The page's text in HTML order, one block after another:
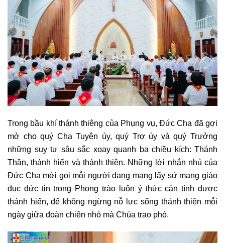
Trong bầu khí thánh thiêng của Phụng vụ, Đức Cha đã gợi
mở cho quý Cha Tuyên úy, quý Trợ úy và quý Trưởng
những suy tư sâu sắc xoay quanh ba chiều kích: Thánh
Thần, thánh hiến và thánh thiện. Những lời nhắn nhủ của
Đức Cha mời gọi mỗi người đang mang lấy sứ mạng giáo
dục đức tin trong Phong trào luôn ý thức căn tính được
thánh hiến, để không ngừng nỗ lực sống thánh thiện mỗi
ngày giữa đoàn chiên nhỏ mà Chúa trao phó.